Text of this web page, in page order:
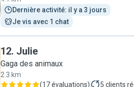
Dernière activité: il y a 3 jours
Je vis avec 1 chat
12. Julie
Gaga des animaux
2.3 km
(17 évaluations) 5 clients